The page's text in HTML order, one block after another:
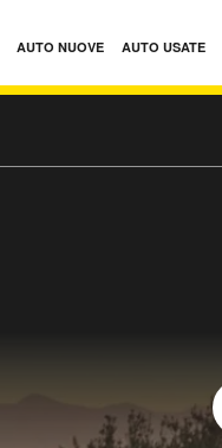
AUTO NUOVE AUTO USATE